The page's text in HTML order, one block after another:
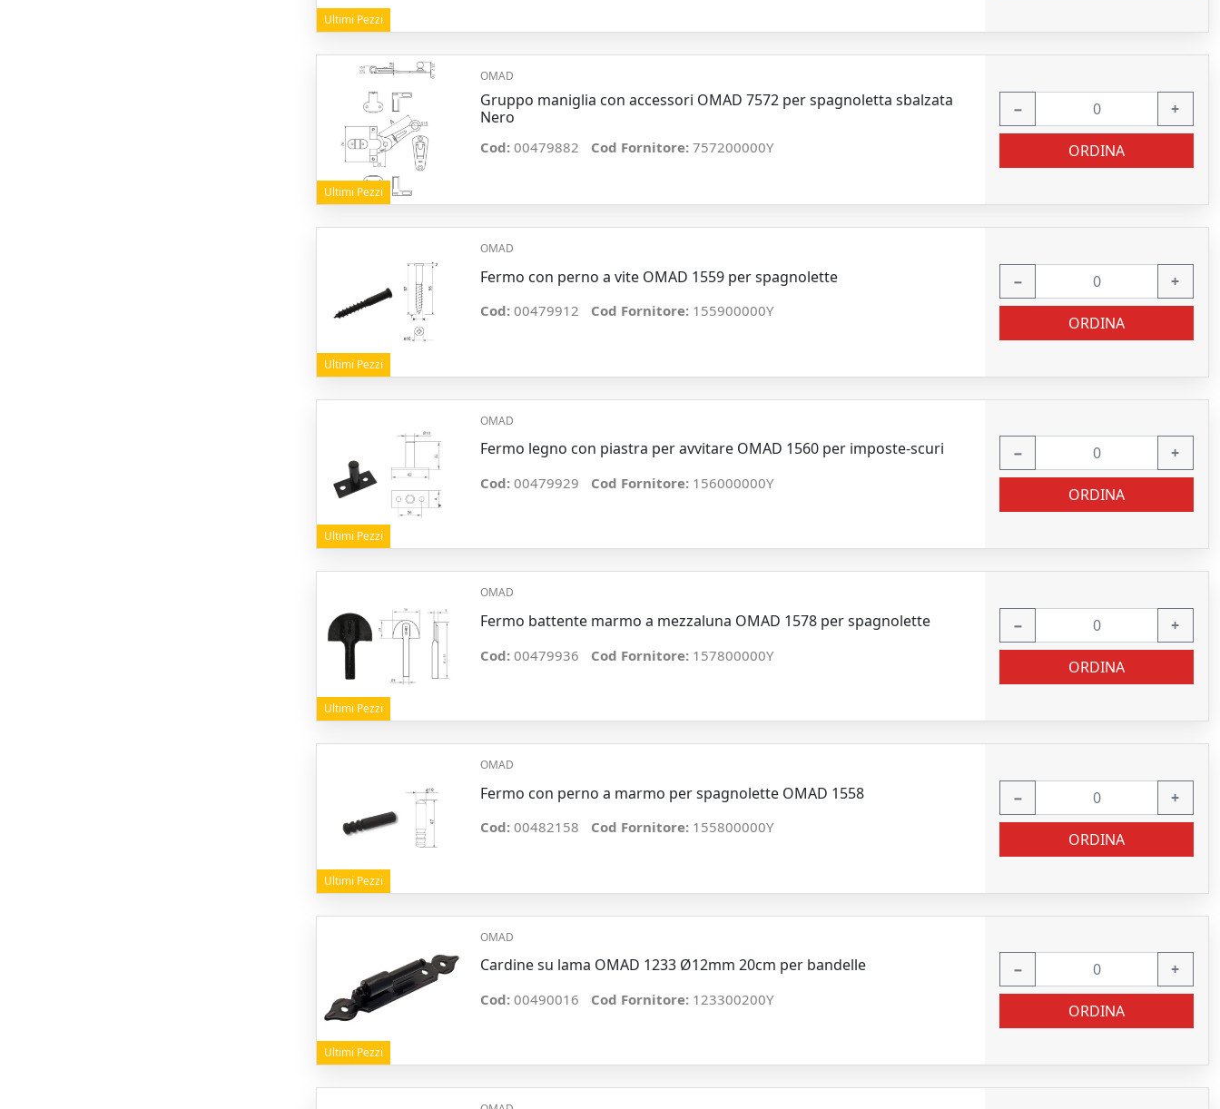
Ultimi Pezzi
Ultimi Pezzi
OMAD
Gruppo maniglia con accessori OMAD 7572 per spagnoletta sbalzata
Nero
Cod: 00479882 Cod Fornitore: 757200000Y
− +
ORDINA
Ultimi Pezzi
OMAD
Fermo con perno a vite OMAD 1559 per spagnolette
Cod: 00479912 Cod Fornitore: 155900000Y
− +
ORDINA
Ultimi Pezzi
OMAD
Fermo legno con piastra per avvitare OMAD 1560 per imposte-scuri
Cod: 00479929 Cod Fornitore: 156000000Y
− +
ORDINA
Ultimi Pezzi
OMAD
Fermo battente marmo a mezzaluna OMAD 1578 per spagnolette
Cod: 00479936 Cod Fornitore: 157800000Y
− +
ORDINA
Ultimi Pezzi
OMAD
Fermo con perno a marmo per spagnolette OMAD 1558
Cod: 00482158 Cod Fornitore: 155800000Y
− +
ORDINA
Ultimi Pezzi
OMAD
Cardine su lama OMAD 1233 Ø12mm 20cm per bandelle
Cod: 00490016 Cod Fornitore: 123300200Y
− +
ORDINA